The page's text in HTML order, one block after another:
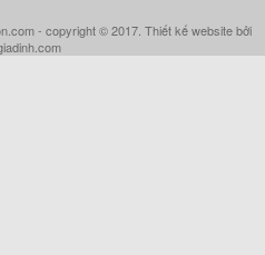
- copyright © 2017. Thiết kế website bởi